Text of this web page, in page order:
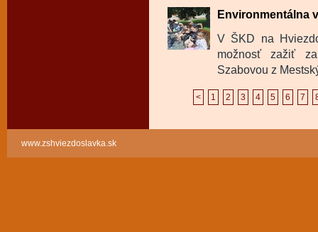
Environmentálna
V ŠKD na
možnosť zažiť
Szabovou z
< 1 2 3 4 5 6 7
www.zshviezdoslavka.sk